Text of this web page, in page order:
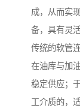
成，从而实
备，具有灵
传统的软管连
在油库与加
稳定供应；
工介质的，